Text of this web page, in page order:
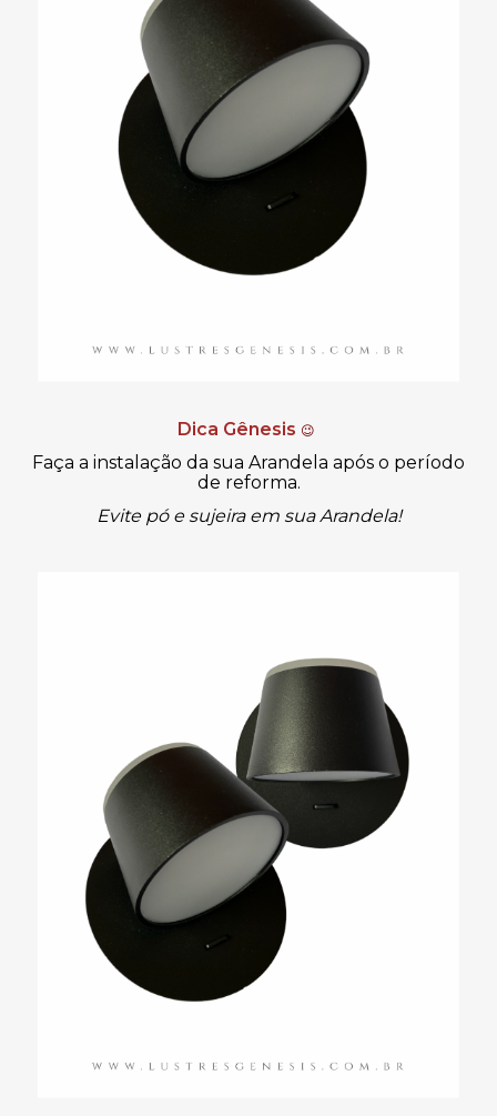
Dica Gênesis 😉
Faça a instalação da sua Arandela após o período
de reforma.
Evite pó e sujeira em sua Arandela!